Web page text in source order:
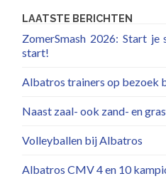
LAATSTE BERICHTEN
ZomerSmash 2026: Start je
start!
Albatros trainers op bezoek
Naast zaal- ook zand- en
Volleyballen bij Albatros
Albatros CMV 4 en 10